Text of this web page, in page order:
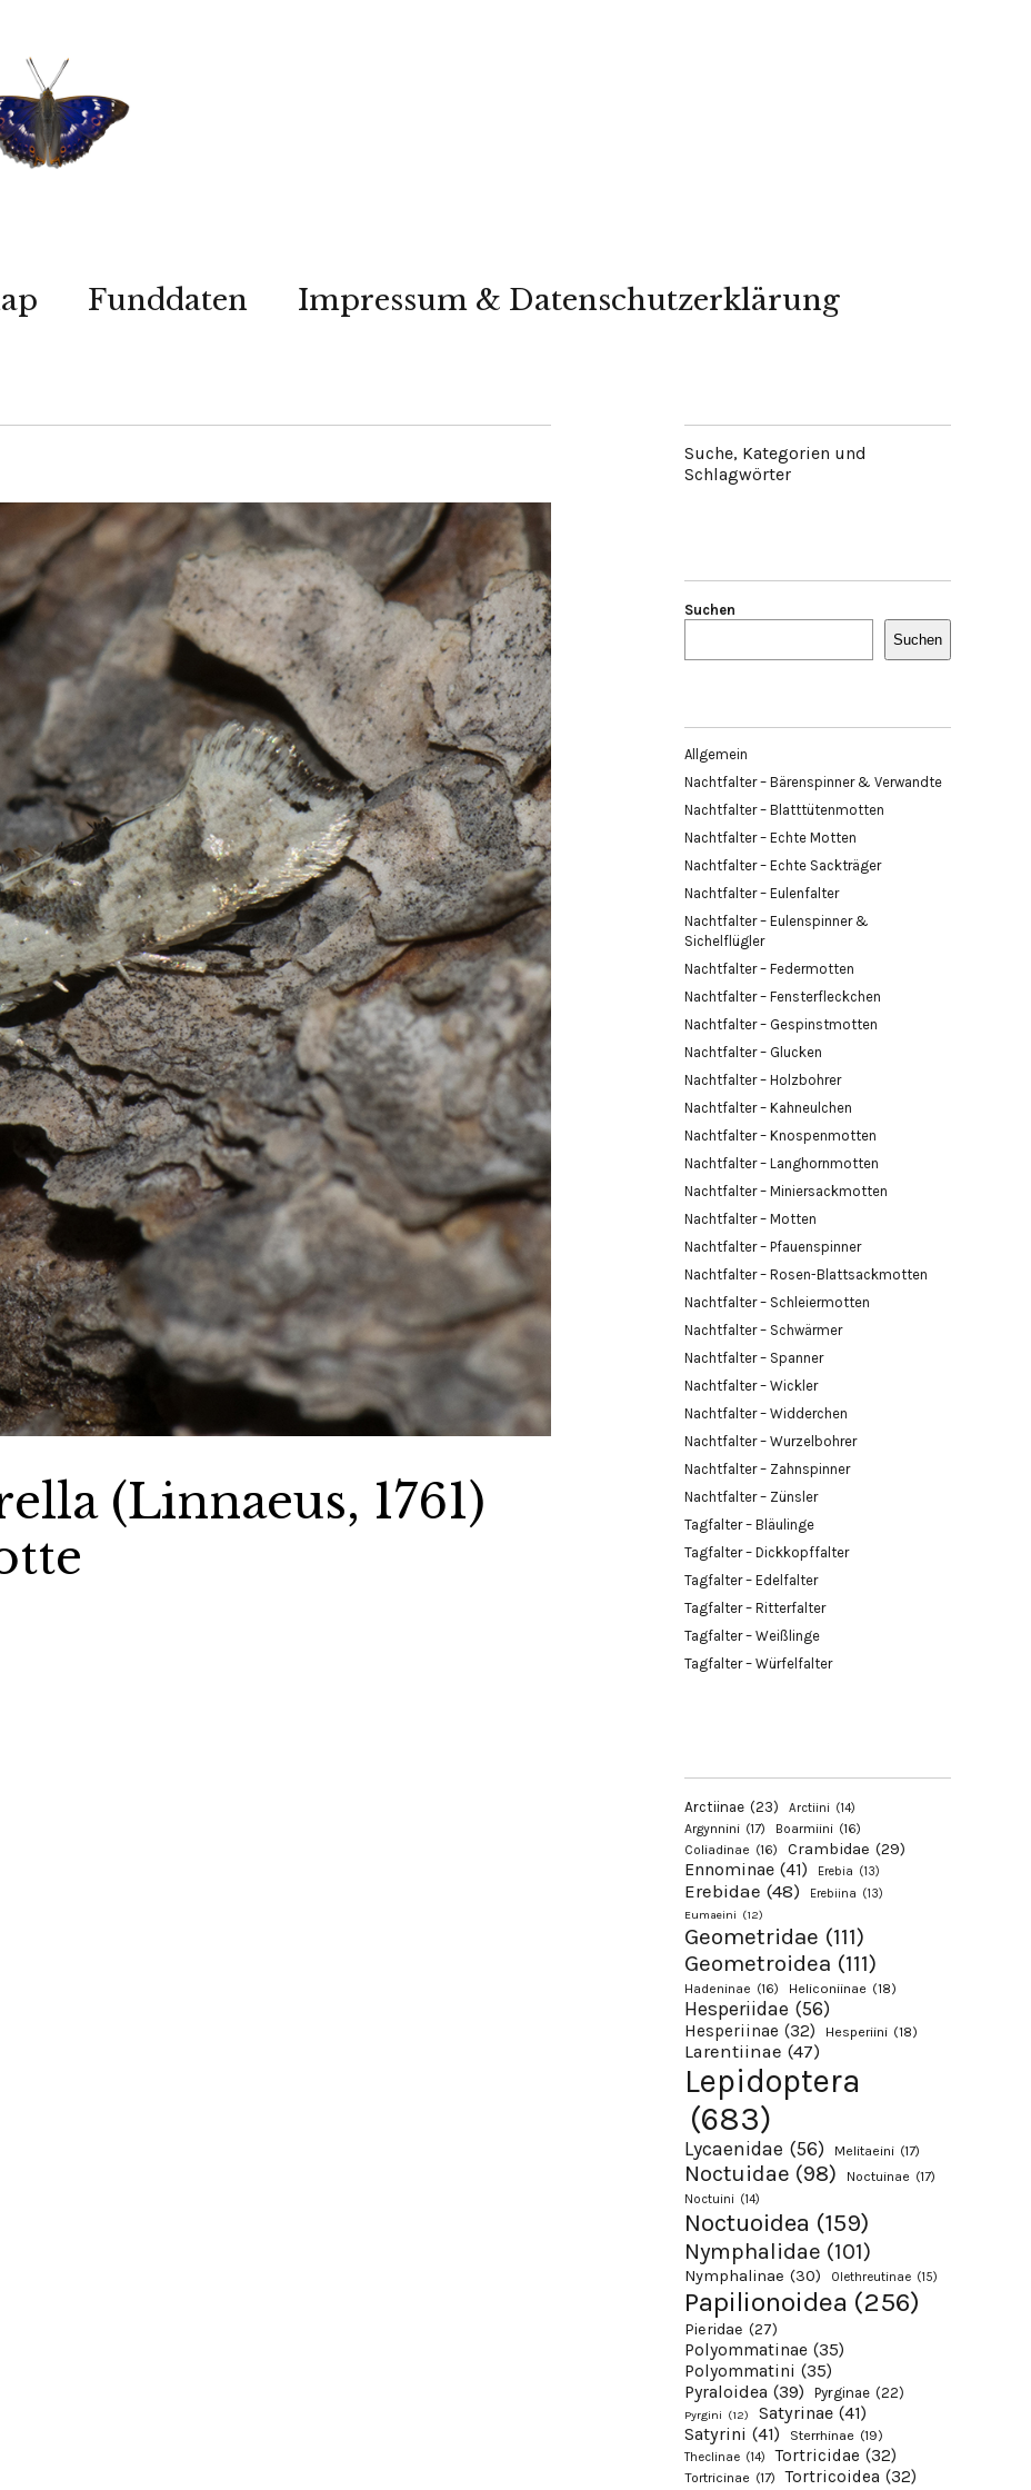
Funddaten Impressum & Datenschutzerklärung
(Linnaeus, 1761)
Suche, Kategorien und
Schlagwörter
Suchen
Suchen
Allgemein
Nachtfalter – Bärenspinner & Verwandte
Nachtfalter – Blatttütenmotten
Nachtfalter – Echte Motten
Nachtfalter – Echte Sackträger
Nachtfalter – Eulenfalter
Nachtfalter – Eulenspinner &
Sichelflügler
Nachtfalter – Federmotten
Nachtfalter – Fensterfleckchen
Nachtfalter – Gespinstmotten
Nachtfalter – Glucken
Nachtfalter – Holzbohrer
Nachtfalter – Kahneulchen
Nachtfalter – Knospenmotten
Nachtfalter – Langhornmotten
Nachtfalter – Miniersackmotten
Nachtfalter – Motten
Nachtfalter – Pfauenspinner
Nachtfalter – Rosen-Blattsackmotten
Nachtfalter – Schleiermotten
Nachtfalter – Schwärmer
Nachtfalter – Spanner
Nachtfalter – Wickler
Nachtfalter – Widderchen
Nachtfalter – Wurzelbohrer
Nachtfalter – Zahnspinner
Nachtfalter – Zünsler
Tagfalter – Bläulinge
Tagfalter – Dickkopffalter
Tagfalter – Edelfalter
Tagfalter – Ritterfalter
Tagfalter – Weißlinge
Tagfalter – Würfelfalter
Arctiinae (23) Arctiini (14)
Argynnini (17) Boarmiini (16)
Coliadinae (16) Crambidae (29)
Ennominae (41) Erebia (13)
Erebidae (48) Erebiina (13)
Eumaeini (12)
Geometridae (111)
Geometroidea (111)
Hadeninae (16) Heliconiinae (18)
Hesperiidae (56)
Hesperiinae (32) Hesperiini (18)
Larentiinae (47)
Lepidoptera
(683)
Lycaenidae (56) Melitaeini (17)
Noctuidae (98) Noctuinae (17)
Noctuini (14)
Noctuoidea (159)
Nymphalidae (101)
Nymphalinae (30) Olethreutinae (15)
Papilionoidea (256)
Pieridae (27)
Polyommatinae (35)
Polyommatini (35)
Pyraloidea (39) Pyrginae (22)
Pyrgini (12) Satyrinae (41)
Satyrini (41) Sterrhinae (19)
Theclinae (14) Tortricidae (32)
Tortricinae (17) Tortricoidea (32)